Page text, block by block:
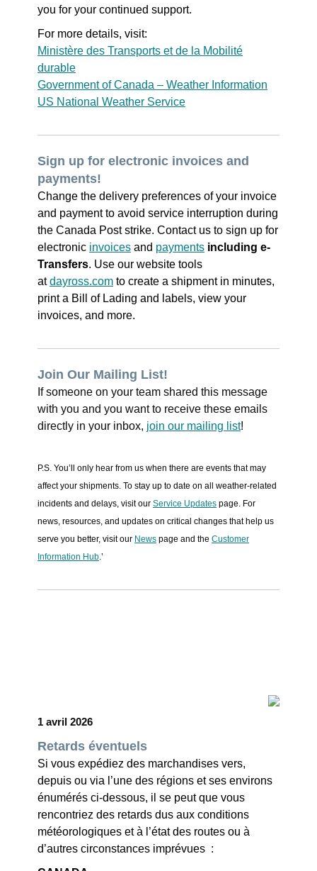
you for your continued support.
For more details, visit:
Ministère des Transports et de la Mobilité
durable
Government of Canada – Weather Information
US National Weather Service
Sign up for electronic invoices and
payments!
Change the delivery preferences of your invoice
and payment to avoid service interruption during
the Canada Post strike. Contact us to sign up for
electronic invoices and payments including e-
Transfers. Use our website tools
atdayross.com to create a shipment in minutes,
print a Bill of Lading and labels, view your
invoices, and more.
Join Our Mailing List!
If someone on your team shared this message
with you and you want to receive these emails
directly in your inbox, join our mailing list!
P.S. You’ll only hear from us when there are events that may
affect your shipments. To stay up to date on all weather-related
incidents and delays, visit our Service Updates page. For
news, resources, and updates on critical changes that help us
serve you better, visit our News page and the Customer
Information Hub.’
1 avril 2026
Retards éventuels
Si vous expédiez des marchandises vers,
depuis ou via l’une des régions et ses environs
énumérés ci-dessous, il se peut que vous
rencontriez des retards dus aux conditions
météorologiques et à l’état des routes ou à
d’autres circonstances imprévues :